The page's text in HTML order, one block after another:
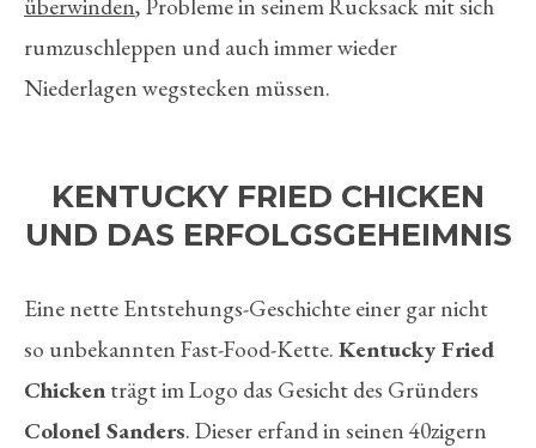
überwinden, Probleme in seinem Rucksack mit sich
rumzuschleppen und auch immer wieder
Niederlagen wegstecken müssen.
KENTUCKY FRIED CHICKEN
UND DAS ERFOLGSGEHEIMNIS
Eine nette Entstehungs-Geschichte einer gar nicht
so unbekannten Fast-Food-Kette. Kentucky Fried
Chicken trägt im Logo das Gesicht des Gründers
Colonel Sanders. Dieser erfand in seinen 40zigern